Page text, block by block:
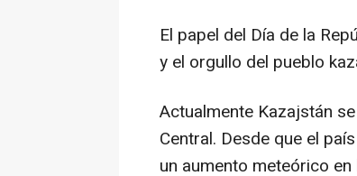
El papel del Día de la
y el orgullo del pueblo
Actualmente Kazajstán
Central. Desde que el
un aumento meteórico